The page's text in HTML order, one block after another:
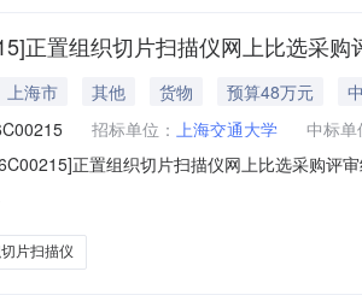
正置组织切片扫描仪网上比选采购
上海市 其他 货物 预算48万元
招标单位： 上海交通大学
中标单
正置组织切片扫描仪网上比选采购评
签订合同后3个月内预算总价：480000元收
片扫描仪